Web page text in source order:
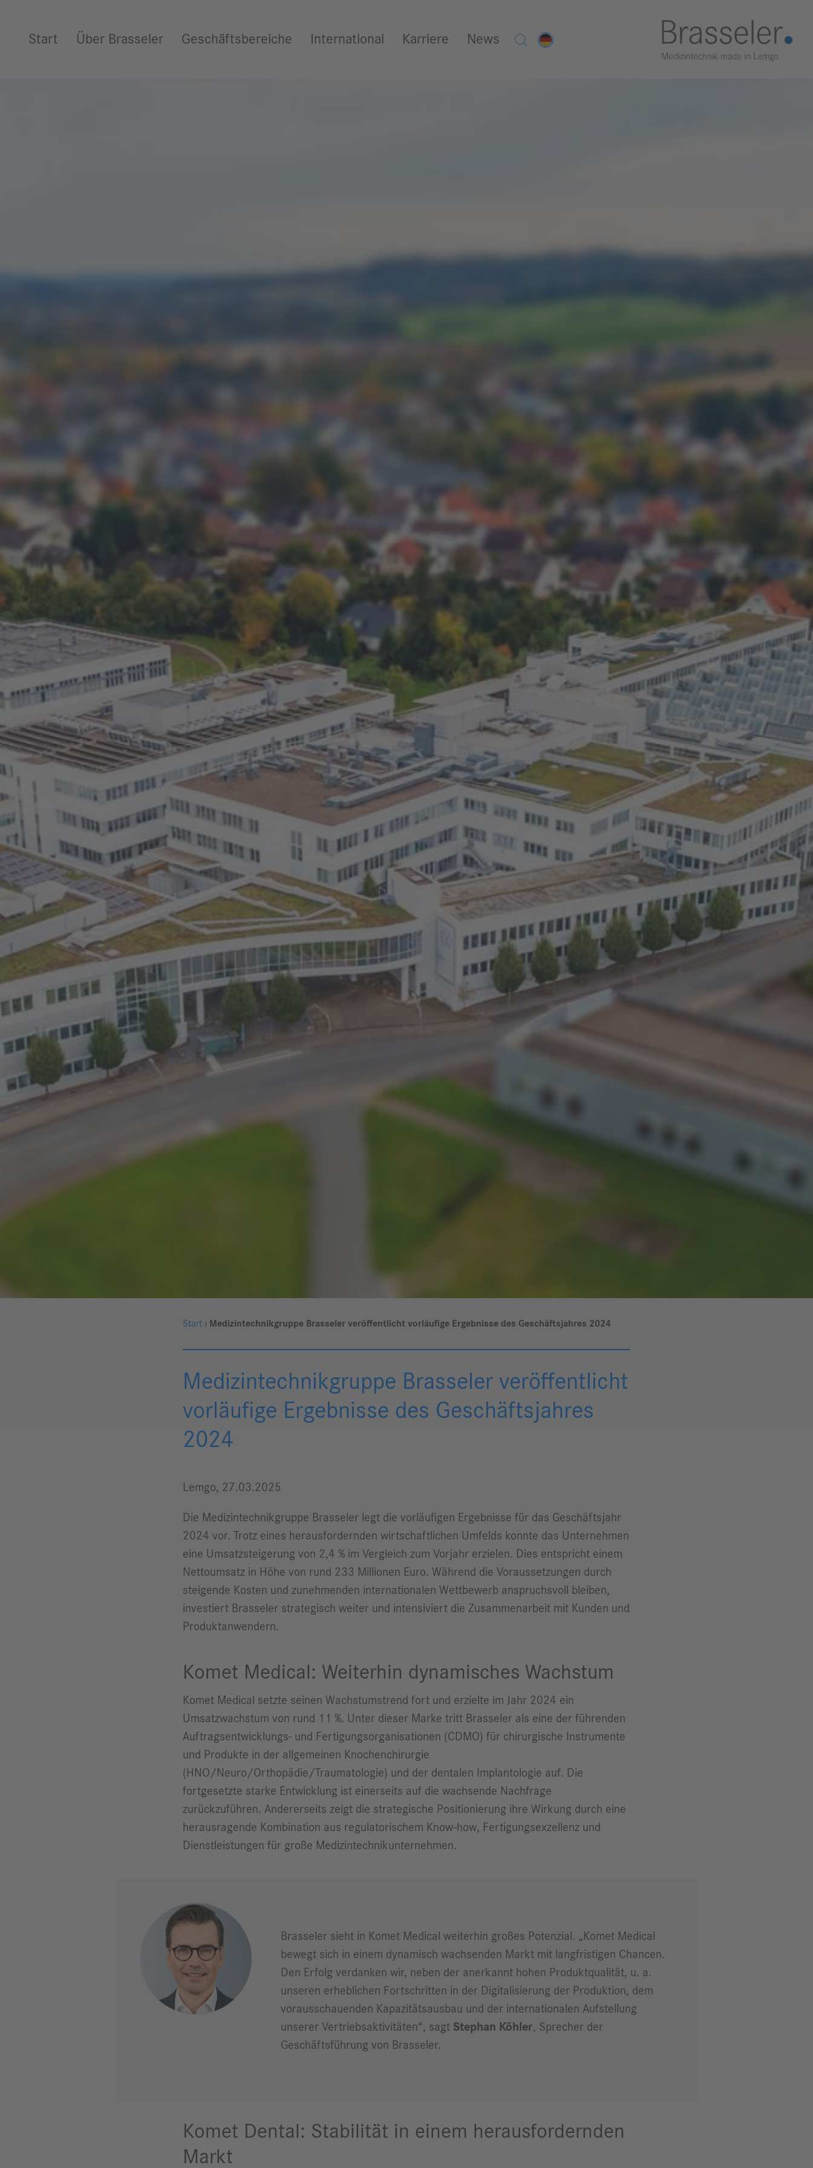
Start Über Brasseler Geschäftsbereiche International Karriere News
Start › Medizintechnikgruppe Brasseler veröffentlicht vorläufige Ergebnisse des Geschäftsjahres 2024
Medizintechnikgruppe Brasseler veröffentlicht
vorläufige Ergebnisse des Geschäftsjahres
2024
Lemgo, 27.03.2025
Die Medizintechnikgruppe Brasseler legt die vorläufigen Ergebnisse für das Geschäftsjahr
2024 vor. Trotz eines herausfordernden wirtschaftlichen Umfelds konnte das Unternehmen
eine Umsatzsteigerung von 2,4 % im Vergleich zum Vorjahr erzielen. Dies entspricht einem
Nettoumsatz in Höhe von rund 233 Millionen Euro. Während die Voraussetzungen durch
steigende Kosten und zunehmenden internationalen Wettbewerb anspruchsvoll bleiben,
investiert Brasseler strategisch weiter und intensiviert die Zusammenarbeit mit Kunden und
Produktanwendern.
Komet Medical: Weiterhin dynamisches Wachstum
Komet Medical setzte seinen Wachstumstrend fort und erzielte im Jahr 2024 ein
Umsatzwachstum von rund 11 %. Unter dieser Marke tritt Brasseler als eine der führenden
Auftragsentwicklungs- und Fertigungsorganisationen (CDMO) für chirurgische Instrumente
und Produkte in der allgemeinen Knochenchirurgie
(HNO/Neuro/Orthopädie/Traumatologie) und der dentalen Implantologie auf. Die
fortgesetzte starke Entwicklung ist einerseits auf die wachsende Nachfrage
zurückzuführen. Andererseits zeigt die strategische Positionierung ihre Wirkung durch eine
herausragende Kombination aus regulatorischem Know-how, Fertigungsexzellenz und
Dienstleistungen für große Medizintechnikunternehmen.
Brasseler sieht in Komet Medical weiterhin großes Potenzial. „Komet Medical
bewegt sich in einem dynamisch wachsenden Markt mit langfristigen Chancen.
Den Erfolg verdanken wir, neben der anerkannt hohen Produktqualität, u. a.
unseren erheblichen Fortschritten in der Digitalisierung der Produktion, dem
vorausschauenden Kapazitätsausbau und der internationalen Aufstellung
unserer Vertriebsaktivitäten“, sagt Stephan Köhler, Sprecher der
Geschäftsführung von Brasseler.
Komet Dental: Stabilität in einem herausfordernden
Markt